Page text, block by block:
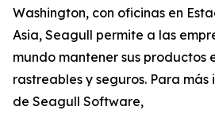
Washington, con oficinas en
Asia, Seagull permite a las
mundo mantener sus productos
rastreables y seguros. Para
de Seagull Software,